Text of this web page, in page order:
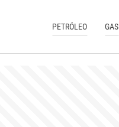
PETRÓLEO GAS